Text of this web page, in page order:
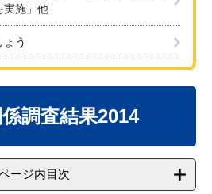
実施」他
う
調査結果2014
ージ内目次